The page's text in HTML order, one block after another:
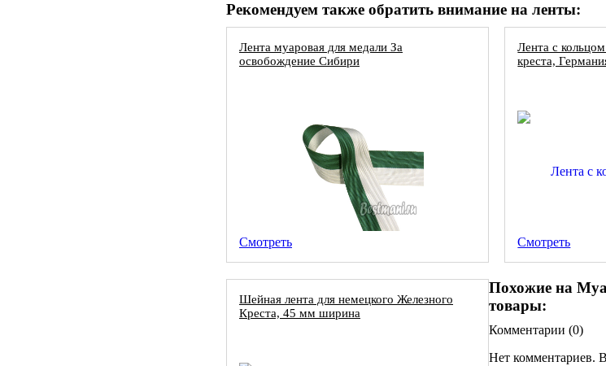
Рекомендуем также обратить внимание на ленты:
Лента муаровая для медали За
освобождение Сибири
Смотреть
Лента с
креста,
Смотреть
Шейная лента для немецкого Железного
Креста, 45 мм ширина
Похожие на
товары:
Комментарии (0)
Нет комментариев.